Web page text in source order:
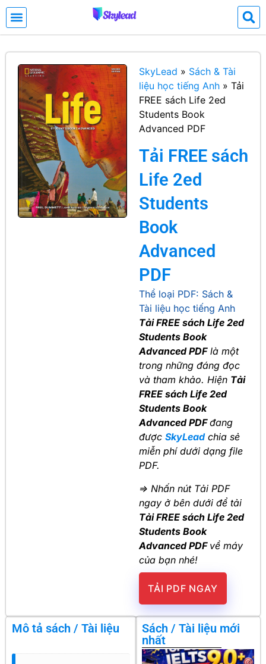
SkyLead » Sách & Tài
liệu học tiếng Anh » Tải
FREE sách Life 2ed
Students Book
Advanced PDF
Tải FREE sách
Life 2ed
Students
Book
Advanced
PDF
Thể loại PDF: Sách &
Tài liệu học tiếng Anh
Tải FREE sách Life 2ed
Students Book
Advanced PDFlà một
trong những đáng đọc
và tham khảo. Hiện Tải
FREE sách Life 2ed
Students Book
Advanced PDFđang
được SkyLeadchia sẻ
miễn phí dưới dạng file
PDF.
=> Nhấn nút Tải PDF
ngay ở bên dưới để tải
Tải FREE sách Life 2ed
Students Book
Advanced PDF về máy
của bạn nhé!
TẢI PDF NGAY
Mô tả sách / Tài liệu
Sách / Tài liệu mới
nhất